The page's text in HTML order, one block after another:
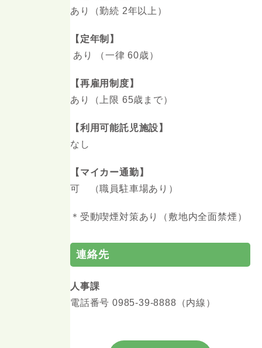
あり（勤続 2年以上）
【定年制】
あり （一律 60歳）
【再雇用制度】
あり（上限 65歳まで）
【利用可能託児施設】
なし
【マイカー通勤】
可 （職員駐車場あり）
＊受動喫煙対策あり（敷地内全面禁煙）
連絡先
人事課
電話番号 0985-39-8888（内線）